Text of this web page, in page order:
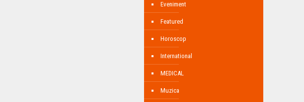
Eveniment
Featured
Horoscop
International
MEDICAL
Muzica